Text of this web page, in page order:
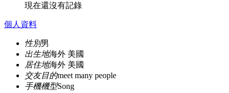
現在還沒有記錄
個人資料
性別男
出生地海外 美國
居住地海外 美國
交友目的meet many people
手機機型Song